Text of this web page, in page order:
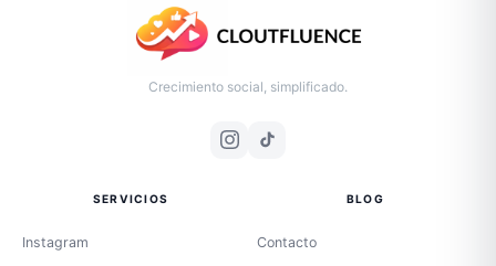
Crecimiento social, simplificado.
SERVICIOS
Instagram
BLOG
Contacto